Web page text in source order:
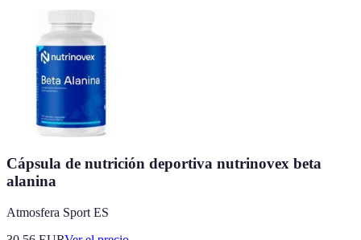
Cápsula de nutrición deportiva nutrinovex beta
alanina
Atmosfera Sport ES